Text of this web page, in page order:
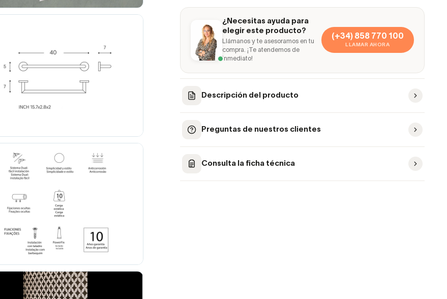
¿Necesitas ayuda para
elegir este producto?
Llámanos y te asesoramos en tu
compra. ¡Te atendemos de
inmediato!
(+34) 858 770 100
LLAMAR AHORA
Descripción del producto
Preguntas de nuestros clientes
Consulta la ficha técnica